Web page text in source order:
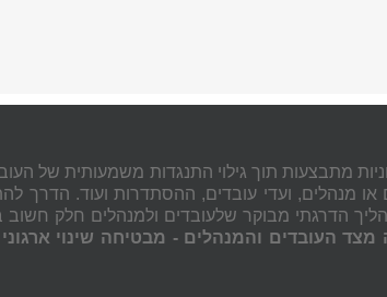
מתבצעות תוך גילוי התנגדות משמעותית של
מנהלים, ועדי עובדים, ההסתדרות ועוד. הדרך
הדרגתי מבוקר שלעובדים ולמנהלים חלק חשוב
העובדים והמנהלים - מבטיחה שינוי